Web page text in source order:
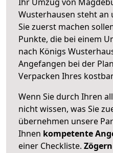
Wusterhausen steht an
Sie zuerst machen
Punkte, die bei einem
nach Königs
Angefangen bei der
Verpacken Ihres
Wenn Sie durch Ihren
nicht wissen, was Sie
übernehmen unsere
Ihnen kompetente
einer Checkliste.